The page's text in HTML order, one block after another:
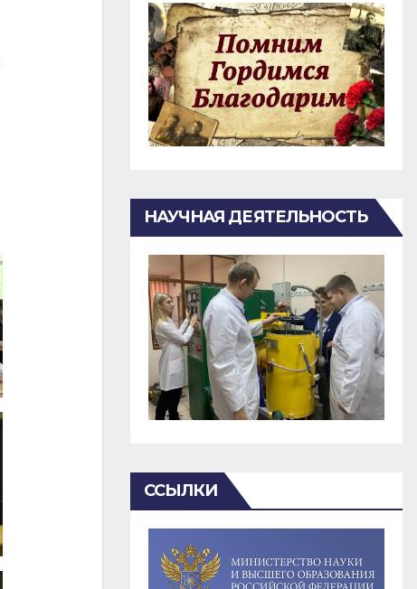
НАУЧНАЯ ДЕЯТЕЛЬНОСТЬ
ССЫЛКИ